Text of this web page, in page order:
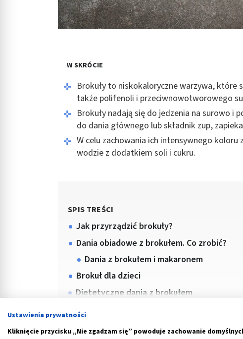
W SKRÓCIE
Brokuły to niskokaloryczne warzywa, które
także polifenoli i przeciwnowotworowego
Brokuły nadają się do jedzenia na surowo i
do dania głównego lub składnik zup,
W celu zachowania ich intensywnego koloru
wodzie z dodatkiem soli i cukru.
SPIS TREŚCI
Jak przyrządzić brokuły?
Dania obiadowe z brokułem. Co zrobić?
Dania z brokułem i makaronem
Brokuł dla dzieci
Dietetyczne dania z brokułem
Ustawienia prywatności
Kliknięcie przycisku „Nie zgadzam się” powoduje zachowanie